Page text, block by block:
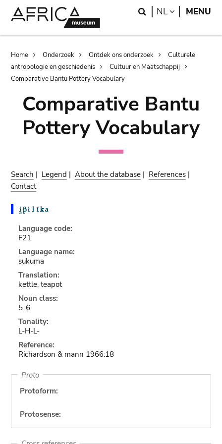
Search
NL LANGUAGE
MENU
Breadcrumb
Home Onderzoek Ontdek ons onderzoek
Culturele
antropologie en geschiedenis
Cultuur en Maatschappij
Comparative Bantu Pottery Vocabulary
Comparative Bantu
Pottery Vocabulary
Search | Legend |About the database | References |
Contact
Language code:
F21
Language name:
sukuma
Translation:
kettle, teapot
Noun class:
5-6
Tonality:
L-H-L-
Reference:
Richardson & mann 1966:18
Proto
Protoform:
Protosense: